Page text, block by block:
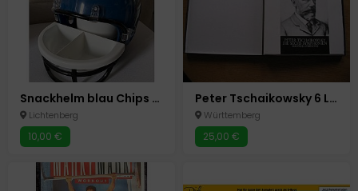
Snackhelm blau Chips NFL Eimer Schale American Football
Lichtenberg
10,00 €
Peter Tschaikowsky 6 Langspielplatten, die sechs Symphonien
Württemberg
25,00 €